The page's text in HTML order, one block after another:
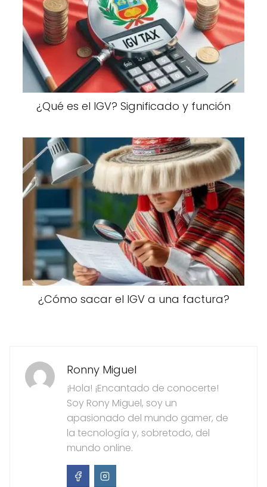
¿Qué es el IGV? Significado y función
¿Cómo sacar el IGV a una factura?
Ronny Miguel
¡Hola! ¡Encantado de conocerte!
Soy Rony Miguel, soy un
apasionado del mundo gamer, de
la tecnología y, sobretodo, del
mundo online.